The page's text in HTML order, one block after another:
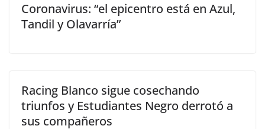
Coronavirus: “el epicentro está en Azul,
Tandil y Olavarría”
Racing Blanco sigue cosechando
triunfos y Estudiantes Negro derrotó a
sus compañeros